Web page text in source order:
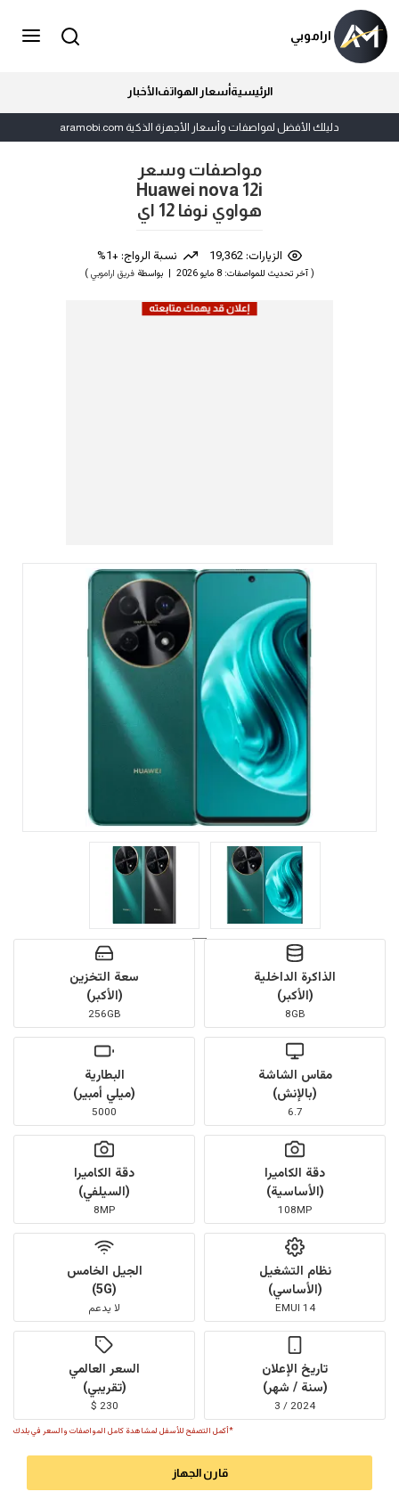
اراموبي
الرئيسيةأسعار الهواتفالأخبار
دليلك الأفضل لمواصفات وأسعار الأجهزة الذكية aramobi.com
مواصفات وسعر
Huawei nova 12i
هواوي نوفا 12 اي
الزيارات: 19,362 نسبة الرواج: +1%
( آخر تحديث للمواصفات: 8 مايو 2026 | بواسطة فريق اراموبي)
الذاكرة الداخلية
(الأكبر)
8GB
سعة التخزين
(الأكبر)
256GB
مقاس الشاشة
(بالإنش)
6.7
البطارية
(ميلي أمبير)
5000
دقة الكاميرا
(الأساسية)
108MP
دقة الكاميرا
(السيلفي)
8MP
نظام التشغيل
(الأساسي)
EMUI 14
الجيل الخامس
(5G)
لا يدعم
تاريخ الإعلان
(سنة / شهر)
2024 / 3
السعر العالمي
(تقريبي)
230 $
*أكمل التصفح للأسفل لمشاهدة كامل المواصفات والسعر في بلدك
قارن الجهاز